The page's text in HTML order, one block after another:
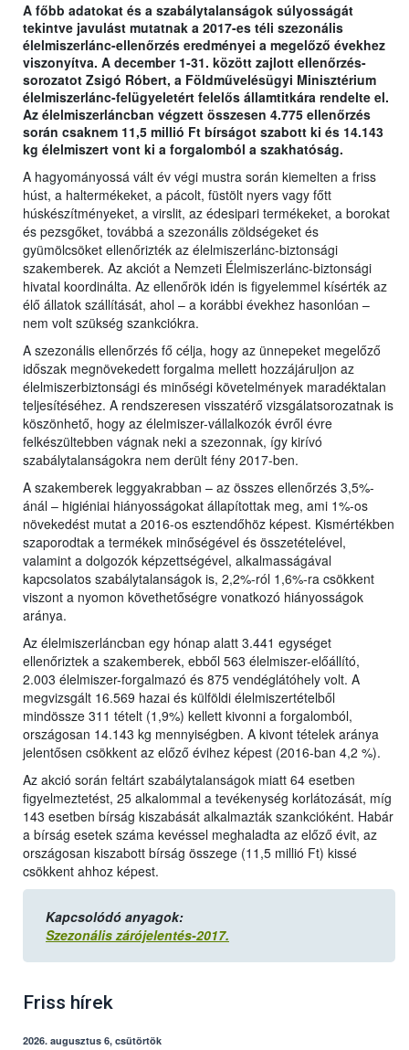
A főbb adatokat és a szabálytalanságok súlyosságát
tekintve javulást mutatnak a 2017-es téli szezonális
élelmiszerlánc-ellenőrzés eredményei a megelőző évekhez
viszonyítva. A december 1-31. között zajlott ellenőrzés-
sorozatot Zsigó Róbert, a Földművelésügyi Minisztérium
élelmiszerlánc-felügyeletért felelős államtitkára rendelte el.
Az élelmiszerláncban végzett összesen 4.775 ellenőrzés
során csaknem 11,5 millió Ft bírságot szabott ki és 14.143
kg élelmiszert vont ki a forgalomból a szakhatóság.
A hagyományossá vált év végi mustra során kiemelten a friss
húst, a haltermékeket, a pácolt, füstölt nyers vagy főtt
húskészítményeket, a virslit, az édesipari termékeket, a borokat
és pezsgőket, továbbá a szezonális zöldségeket és
gyümölcsöket ellenőrizték az élelmiszerlánc-biztonsági
szakemberek. Az akciót a Nemzeti Élelmiszerlánc-biztonsági
hivatal koordinálta. Az ellenőrök idén is figyelemmel kísérték az
élő állatok szállítását, ahol – a korábbi évekhez hasonlóan –
nem volt szükség szankciókra.
A szezonális ellenőrzés fő célja, hogy az ünnepeket megelőző
időszak megnövekedett forgalma mellett hozzájáruljon az
élelmiszerbiztonsági és minőségi követelmények maradéktalan
teljesítéséhez. A rendszeresen visszatérő vizsgálatsorozatnak is
köszönhető, hogy az élelmiszer-vállalkozók évről évre
felkészültebben vágnak neki a szezonnak, így kirívó
szabálytalanságokra nem derült fény 2017-ben.
A szakemberek leggyakrabban – az összes ellenőrzés 3,5%-
ánál – higiéniai hiányosságokat állapítottak meg, ami 1%-os
növekedést mutat a 2016-os esztendőhöz képest. Kismértékben
szaporodtak a termékek minőségével és összetételével,
valamint a dolgozók képzettségével, alkalmasságával
kapcsolatos szabálytalanságok is, 2,2%-ról 1,6%-ra csökkent
viszont a nyomon követhetőségre vonatkozó hiányosságok
aránya.
Az élelmiszerláncban egy hónap alatt 3.441 egységet
ellenőriztek a szakemberek, ebből 563 élelmiszer-előállító,
2.003 élelmiszer-forgalmazó és 875 vendéglátóhely volt. A
megvizsgált 16.569 hazai és külföldi élelmiszertételből
mindössze 311 tételt (1,9%) kellett kivonni a forgalomból,
országosan 14.143 kg mennyiségben. A kivont tételek aránya
jelentősen csökkent az előző évihez képest (2016-ban 4,2 %).
Az akció során feltárt szabálytalanságok miatt 64 esetben
figyelmeztetést, 25 alkalommal a tevékenység korlátozását, míg
143 esetben bírság kiszabását alkalmazták szankcióként. Habár
a bírság esetek száma kevéssel meghaladta az előző évit, az
országosan kiszabott bírság összege (11,5 millió Ft) kissé
csökkent ahhoz képest.
Kapcsolódó anyagok:
Szezonális zárójelentés-2017.
Friss hírek
2026. augusztus 6, csütörtök